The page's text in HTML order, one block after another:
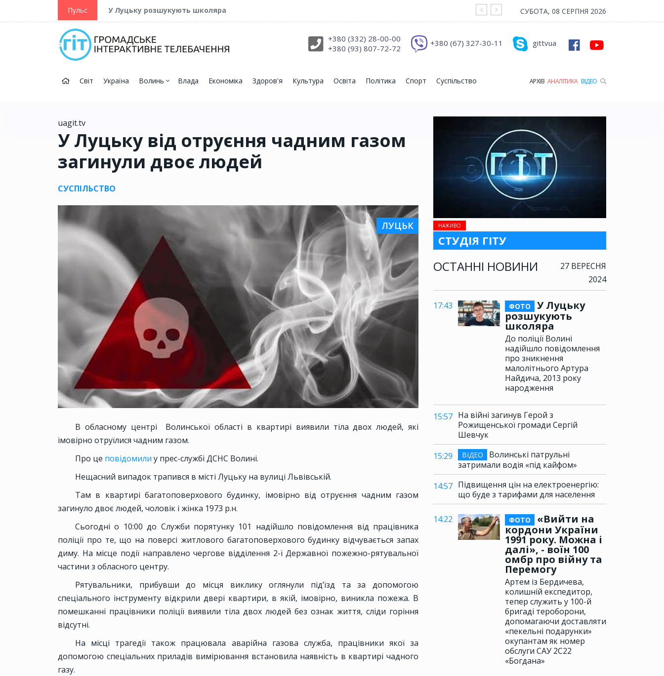
Пульс У Луцьку розшукують школяра На війні загинув Герой з Рожищенської
СУБОТА, 08 СЕРПНЯ 2026
gittvua
+380 (67) 327-30-11
+380 (332) 28-00-00
+380 (93) 807-72-72
Світ Україна Волинь Влада Економіка Здоров'я Культура Освіта Політика Спорт Суспільство АРХІВ АНАЛІТИКА ВІДЕО
НАЖИВО
СТУДІЯ ГІТУ
ОСТАННІ НОВИНИ
27 ВЕРЕСНЯ
2024
17:43 ФОТО
У Луцьку
розшукують
школяра
До поліції Волині
надійшло повідомлення
про зникнення
малолітнього Артура
Найдича, 2013 року
народження
15:57 На війні загинув Герой з
Рожищенської громади Сергій
Шевчук
15:29
ВІДЕО
Волинські патрульні
затримали водія «під кайфом»
14:57 Підвищення цін на електроенергію:
що буде з тарифами для населення
14:22 ФОТО
«Вийти на
кордони України
1991 року. Можна і
далі», - воїн 100
омбр про війну та
Перемогу
Артем із Бердичева,
колишній експедитор,
тепер служить у 100-й
бригаді тероборони,
допомагаючи доставляти
«пекельні подарунки»
окупантам як номер
обслуги САУ 2С22
«Богдана»
uagit.tv
У Луцьку від отруєння чадним газом
загинули двоє людей
СУСПІЛЬСТВО
ЛУЦЬК
В обласному центрі Волинської області в квартирі виявили тіла двох людей, які
імовірно отруїлися чадним газом.
Про це повідомили у прес-службі ДСНС Волині.
Нещасний випадок трапився в місті Луцьку на вулиці Львівській.
Там в квартирі багатоповерхового будинку, імовірно від отруєння чадним газом
загинуло двоє людей, чоловік і жінка 1973 р.н.
Сьогодні о 10:00 до Служби порятунку 101 надійшло повідомлення від працівника
поліції про те, що на поверсі житлового багатоповерхового будинку відчувається запах
диму. На місце події направлено чергове відділення 2-ї Державної пожежно-рятувальної
частини з обласного центру.
Рятувальники, прибувши до місця виклику оглянули під’їзд та за допомогою
спеціального інструменту відкрили двері квартири, в якій, імовірно, виникла пожежа. В
помешканні працівники поліції виявили тіла двох людей без ознак життя, сліди горіння
відсутні.
На місці трагедії також працювала аварійна газова служба, працівники якої за
допомогою спеціальних приладів вимірювання встановила наявність в квартирі чадного
газу.